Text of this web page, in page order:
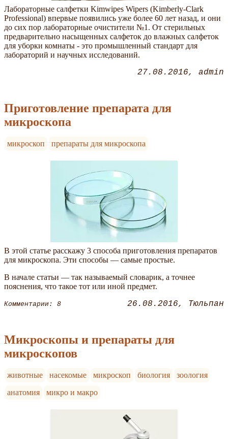
Лабораторные салфетки Kimwipes Wipers (Kimberly-Clark
Professional) впервые появились уже более 60 лет назад, и они
до сих пор лабораторные очистители №1. От стерильных
предварительно насыщенных салфеток до влажных салфеток
для уборки комнаты - это промышленный стандарт для
лабораторий и научных исследований.
27.08.2016 admin
Приготовление препарата для
микроскопа
микроскоп препараты для микроскопа
В этой статье расскажу 3 способа приготовления препаратов
для микроскопа. Эти способы — самые простые.
В начале статьи — так называемый словарик, а точнее
пояснения, что такое тот или иной предмет.
Комментарии: 8 26.08.2016 Тюльпан
Микроскопы и препараты для
микроскопов
животные насекомые микроскоп биология
зоология
анатомия
микро и макро